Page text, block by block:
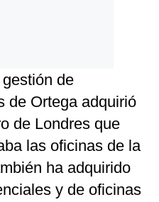
de
de Ortega adquirió
de Londres que
las oficinas de la
ha adquirido
y de oficinas